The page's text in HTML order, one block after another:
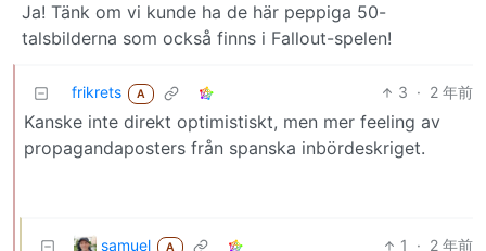
Ja! Tänk om vi kunde ha de här peppiga 50-
talsbilderna som också finns i Fallout-spelen!
frikrets A 3 · 2 年前
Kanske inte direkt optimistiskt, men mer feeling av
propagandaposters från spanska inbördeskriget.
samuel A 1 · 2 年前